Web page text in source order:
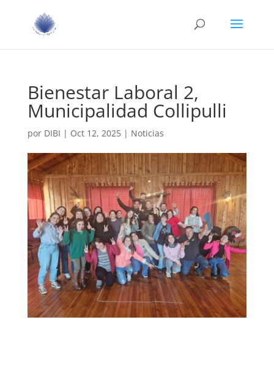
Bienestar Laboral 2,
Municipalidad Collipulli
por DIBI | Oct 12, 2025| Noticias